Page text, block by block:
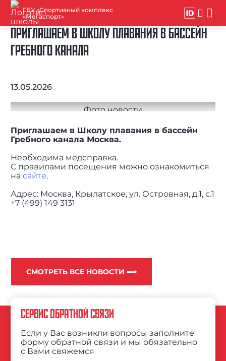
ГБУ «Спортивный комплекс
«Мегаспорт»
ПРИГЛАШАЕМ В ШКОЛУ ПЛАВАНИЯ В БАССЕЙН
ГРЕБНОГО КАНАЛА
13.05.2026
Приглашаем в Школу плавания в бассейн
Гребного канала Москва.
Необходима медсправка.
С правилами посещения можно ознакомиться
насайте.
Адрес: Москва, Крылатское, ул. Островная, д.1, с.1
+7 (499) 149 3131
СМОТРЕТЬ ВСЕ НОВОСТИ ⟹
СЕРВИС ОБРАТНОЙ СВЯЗИ
Если у Вас возникли вопросы заполните
форму обратной связи и мы обязательно
с Вами свяжемся